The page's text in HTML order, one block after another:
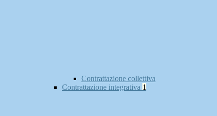
Contrattazione collettiva
Contrattazione integrativa 1